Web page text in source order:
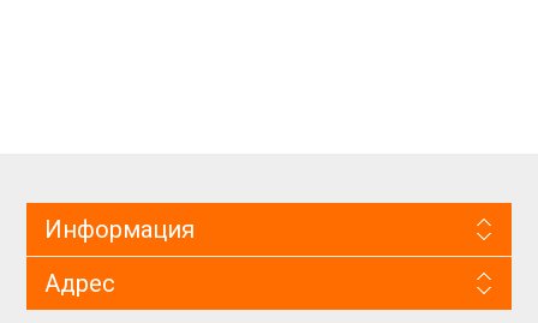
Информация
Адрес